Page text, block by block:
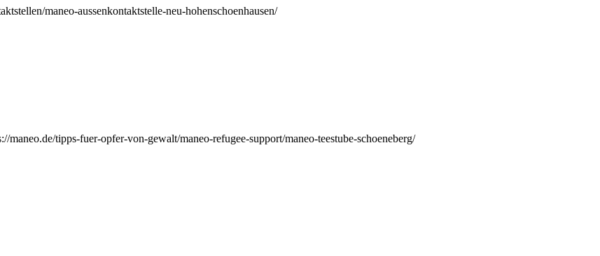
maneo-aussenkontaktstelle-neu-hohenschoenhausen/
tipps-fuer-opfer-von-gewalt/maneo-refugee-support/maneo-teestube-schoeneberg/